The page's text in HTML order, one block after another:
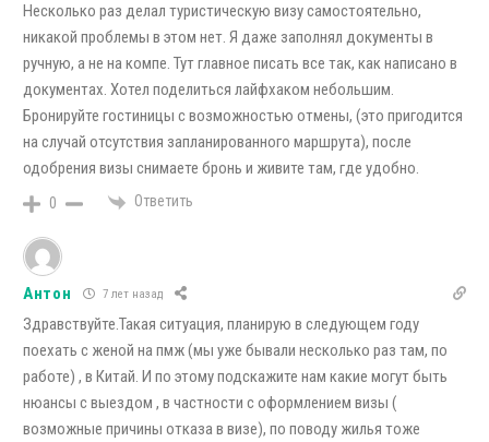
Несколько раз делал туристическую визу самостоятельно,
никакой проблемы в этом нет. Я даже заполнял документы в
ручную, а не на компе. Тут главное писать все так, как написано в
документах. Хотел поделиться лайфхаком небольшим.
Бронируйте гостиницы с возможностью отмены, (это пригодится
на случай отсутствия запланированного маршрута), после
одобрения визы снимаете бронь и живите там, где удобно.
0 Ответить
Антон 7 лет назад
Здравствуйте.Такая ситуация, планирую в следующем году
поехать с женой на пмж (мы уже бывали несколько раз там, по
работе) , в Китай. И по этому подскажите нам какие могут быть
нюансы с выездом , в частности с оформлением визы (
возможные причины отказа в визе), по поводу жилья тоже